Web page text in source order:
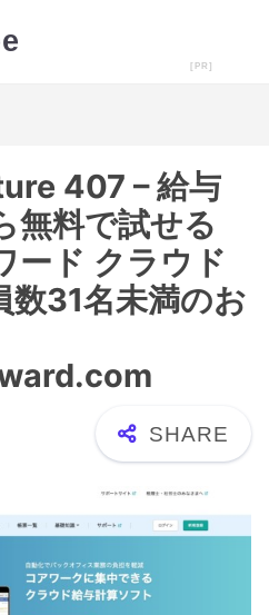
407 – 給与
無料で試せる
ード クラウド
数31名未満のお